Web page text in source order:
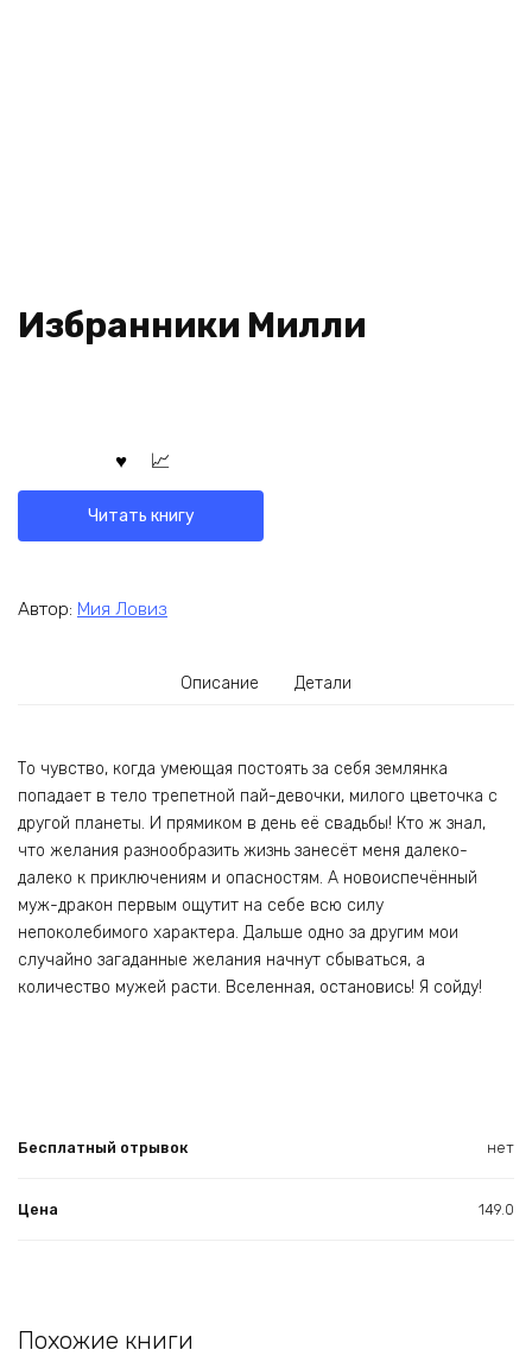
Избранники Милли
Читать книгу
Автор: Мия Ловиз
Описание Детали
То чувство, когда умеющая постоять за себя землянка
попадает в тело трепетной пай-девочки, милого цветочка с
другой планеты. И прямиком в день её свадьбы! Кто ж знал,
что желания разнообразить жизнь занесёт меня далеко-
далеко к приключениям и опасностям. А новоиспечённый
муж-дракон первым ощутит на себе всю силу
непоколебимого характера. Дальше одно за другим мои
случайно загаданные желания начнут сбываться, а
количество мужей расти. Вселенная, остановись! Я сойду!
Бесплатный отрывок нет
Цена 149.0
Похожие книги